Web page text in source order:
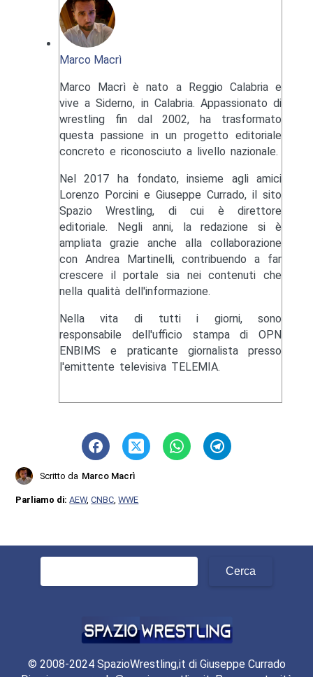
Marco Macrì
Marco Macrì è nato a Reggio Calabria e
vive a Siderno, in Calabria. Appassionato di
wrestling fin dal 2002, ha trasformato
questa passione in un progetto editoriale
concreto e riconosciuto a livello nazionale.
Nel 2017 ha fondato, insieme agli amici
Lorenzo Porcini e Giuseppe Currado, il sito
Spazio Wrestling, di cui è direttore
editoriale. Negli anni, la redazione si è
ampliata grazie anche alla collaborazione
con Andrea Martinelli, contribuendo a far
crescere il portale sia nei contenuti che
nella qualità dell'informazione.
Nella vita di tutti i giorni, sono
responsabile dell'ufficio stampa di OPN
ENBIMS e praticante giornalista presso
l'emittente televisiva TELEMIA.
Scritto da Marco Macrì
Parliamo di:AEW,CNBC ,WWE
© 2008-2024 SpazioWrestling,it di Giuseppe Currado